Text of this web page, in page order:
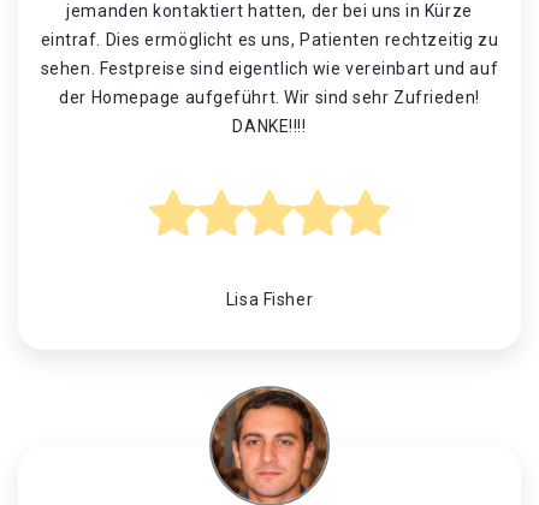
jemanden kontaktiert hatten, der bei uns in Kürze
eintraf. Dies ermöglicht es uns, Patienten rechtzeitig zu
sehen. Festpreise sind eigentlich wie vereinbart und auf
der Homepage aufgeführt. Wir sind sehr Zufrieden!
DANKE!!!!
Lisa Fisher